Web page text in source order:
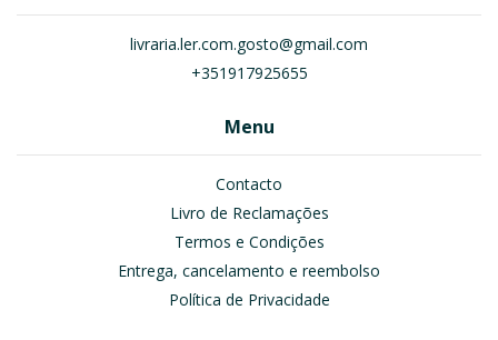
livraria.ler.com.gosto@gmail.com
+351917925655
Menu
Contacto
Livro de Reclamações
Termos e Condições
Entrega, cancelamento e reembolso
Política de Privacidade